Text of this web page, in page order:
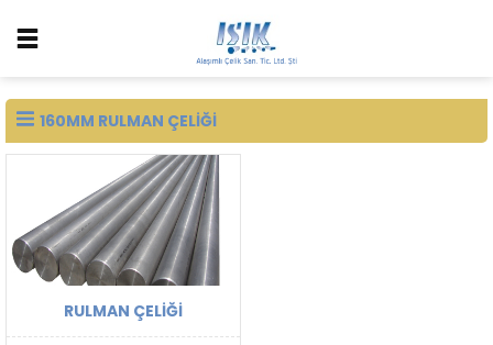
160MM RULMAN ÇELIĞI
RULMAN ÇELIĞI